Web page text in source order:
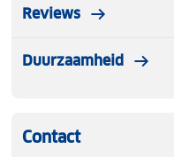
Reviews
Duurzaamheid
Contact